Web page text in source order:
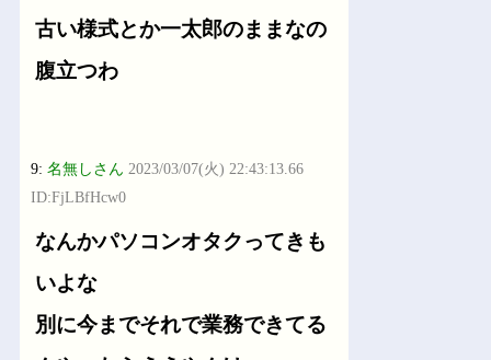
古い様式とか一太郎のままなの
腹立つわ
9:名無しさん 2023/03/07(火) 22:43:13.66
ID:FjLBfHcw0
なんかパソコンオタクってきも
いよな
別に今までそれで業務できてる